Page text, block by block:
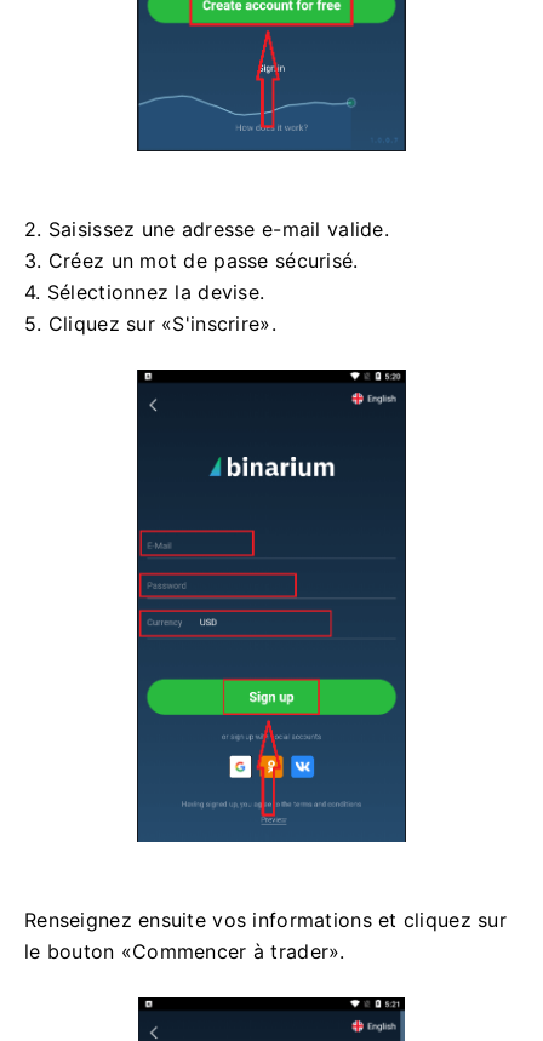
2. Saisissez une adresse e-mail valide.
3. Créez un mot de passe sécurisé.
4. Sélectionnez la devise.
5. Cliquez sur «S'inscrire».
Renseignez ensuite vos informations et cliquez sur
le bouton «Commencer à trader».